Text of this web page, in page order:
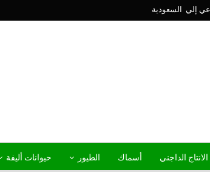
الانتاج الداجني أسماك الطيور حيوانات أليفة